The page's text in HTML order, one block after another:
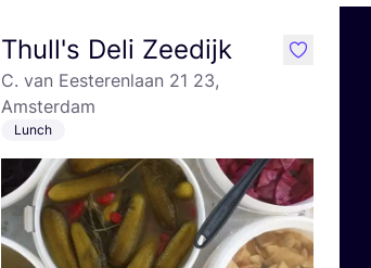
Thull's Deli Zeedijk
C. van Eesterenlaan 21 23,
Amsterdam
Lunch
like